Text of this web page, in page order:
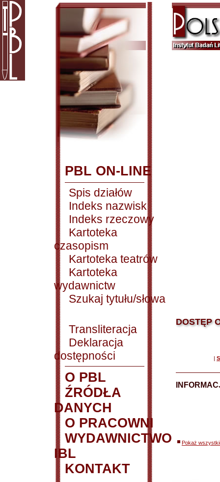
PBL ON-LINE
Spis działów
Indeks nazwisk
Indeks rzeczowy
Kartoteka
czasopism
Kartoteka teatrów
Kartoteka
wydawnictw
Szukaj tytułu/słowa
Transliteracja
Deklaracja
dostępności
O PBL
ŹRÓDŁA
DANYCH
O PRACOWNI
WYDAWNICTWO
IBL
KONTAKT
DOSTĘP
|
Pokaż